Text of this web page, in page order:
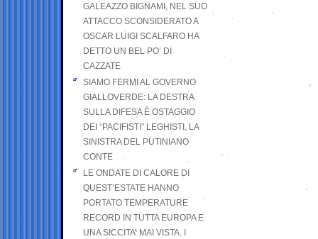
GALEAZZO BIGNAMI, NEL SUO
ATTACCO SCONSIDERATO A
OSCAR LUIGI SCALFARO HA
DETTO UN BEL PO’ DI
CAZZATE
SIAMO FERMI AL GOVERNO
GIALLOVERDE: LA DESTRA
SULLA DIFESA È OSTAGGIO
DEI “PACIFISTI” LEGHISTI, LA
SINISTRA DEL PUTINIANO
CONTE
LE ONDATE DI CALORE DI
QUEST’ESTATE HANNO
PORTATO TEMPERATURE
RECORD IN TUTTA EUROPA E
UNA SICCITA’ MAI VISTA. I